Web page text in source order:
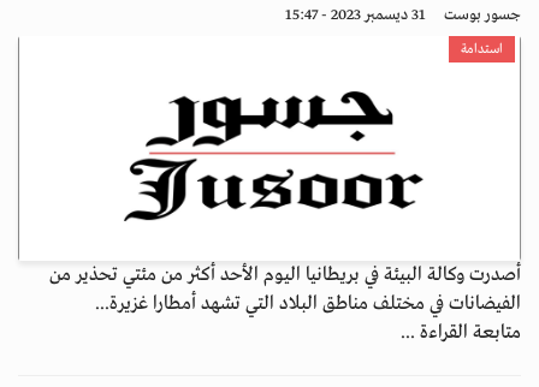
جسور بوست 31 ديسمبر 2023 - 15:47
استدامة
أصدرت وكالة البيئة في بريطانيا اليوم الأحد أكثر من مئتي تحذير من
الفيضانات في مختلف مناطق البلاد التي تشهد أمطارا غزيرة...
متابعة القراءة ...